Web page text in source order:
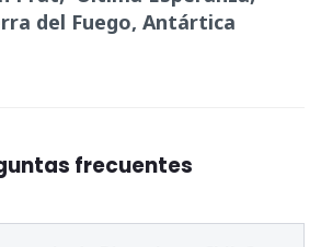
del Fuego, Antártica
frecuentes